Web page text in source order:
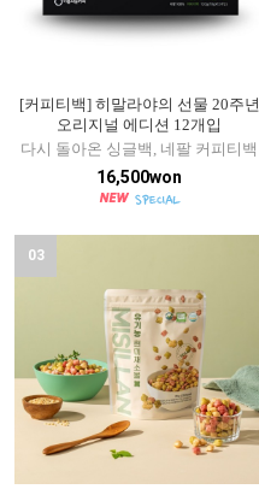
[커피티백] 히말라야의 선물 20주년
오리지널 에디션 12개입
다시 돌아온 싱글백, 네팔 커피티백
16,500won
03